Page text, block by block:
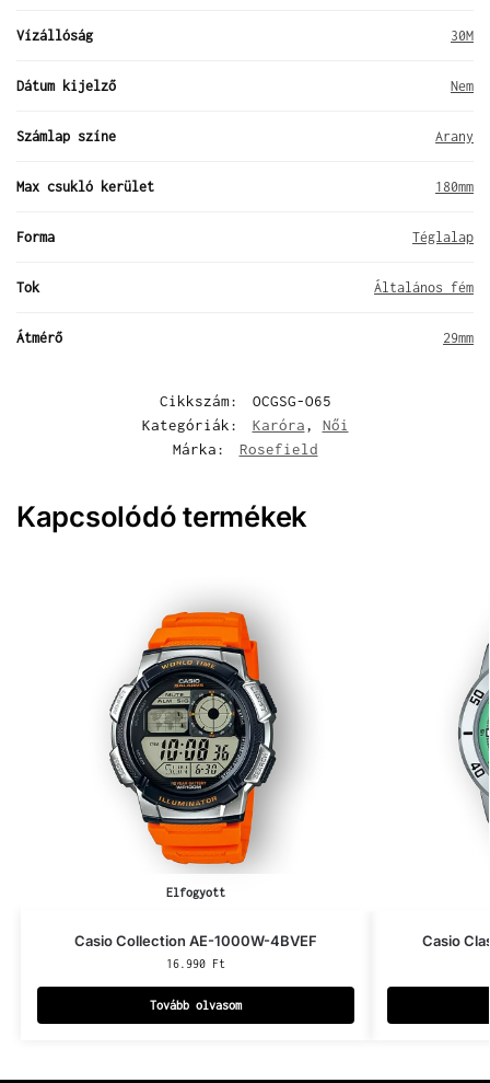
Vízállóság 30M
Dátum kijelző Nem
Számlap színe Arany
Max csukló kerület 180mm
Forma Téglalap
Tok Általános fém
Átmérő 29mm
Cikkszám:
OCGSG-O65
Kategóriák:
Karóra, Női
Márka:
Rosefield
Kapcsolódó termékek
Elfogyott
Casio Collection AE-1000W-4BVEF
16.990 Ft
Tovább olvasom
Casio